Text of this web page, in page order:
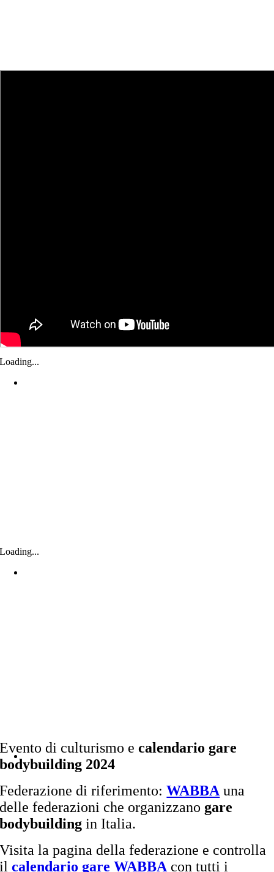
Loading...
Loading...
Evento di culturismo ecalendario gare
bodybuilding 2024
Federazione di riferimento:WABBA una
delle federazioni che organizzano gare
bodybuildingin Italia.
Visita la pagina della federazione e controlla
ilcalendario gare WABBA con tutti i